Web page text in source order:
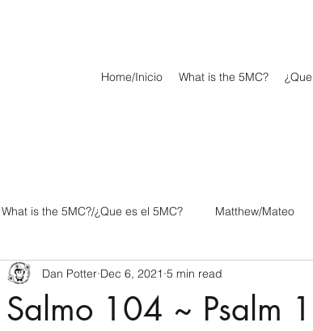
Home/Inicio What is the 5MC?
What is the 5MC?/¿Que es el 5MC? Matthew/Mateo
Romans/Romanos 1 Corinthians/1 Corintios
Salmo 104 ~ Psalm
Dan Potter Dec 6, 2021 5 min read